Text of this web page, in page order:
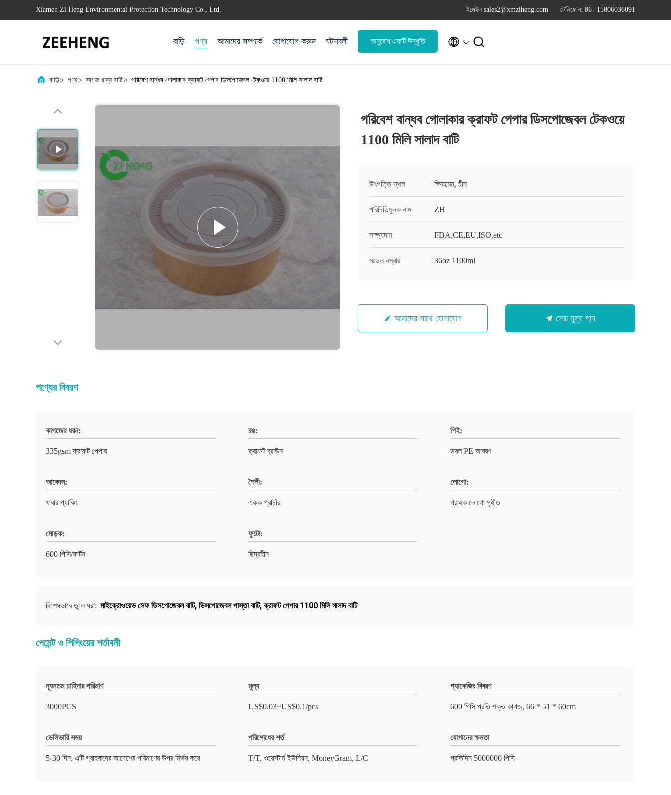
Xiamen Zi Heng Environmental Protection Technology Co., Ltd. ইমেইল sales2@xmziheng.com টেলিফোন: 86--15806036091
বাড়ি পণ্য আমাদের সম্পর্কে যোগাযোগ করুন ঘটনাবলী অনুরোধ একটি উদ্ধৃতি  
বাড়ি> পণ্য> কাগজ খাদ্য বাটি> পরিবেশ বান্ধব গোলাকার ক্রাফট পেপার ডিসপোজেবল টেকওয়ে 1100 মিলি সালাদ বাটি
পরিবেশ বান্ধব গোলাকার ক্রাফট পেপার ডিসপোজেবল টেকওয়ে
1100 মিলি সালাদ বাটি
উৎপত্তি স্থল ক্ষিয়মেন, চীন
পরিচিতিমুলক নাম ZH
সাক্ষ্যদান FDA,CE,EU,ISO,etc
মডেল নম্বার 36oz 1100ml
আমাদের সাথে যোগাযোগ সেরা মূল্য পান
পণ্যের বিবরণ
কাগজের ধরন:
335gsm ক্রাফট পেপার
রঙ:
ক্রাফট ব্রাউন
পিই:
ডবল PE আবরণ
আবেদন:
খাবার প্যাকিং
শৈলী:
একক প্রাচীর
লোগো:
গ্রাহক লোগো গৃহীত
মোড়ক:
600 পিসি/কার্টন
ফুটো:
ছিদ্রহীন
বিশেষভাবে তুলে ধরা: মাইক্রোওয়েভ সেফ ডিসপোজেবল বাটি, ডিসপোজেবল পাস্তা বাটি,ক্রাফট পেপার 1100 মিলি সালাদ বাটি
পেমেন্ট ও শিপিংয়ের শর্তাবলী
ন্যূনতম চাহিদার পরিমাণ
3000PCS
মূল্য
US$0.03~US$0.1/pcs
প্যাকেজিং বিবরণ
600 পিসি প্রতি শক্ত কাগজ, 66 * 51 * 60cm
ডেলিভারি সময়
5-30 দিন, এটি গ্রাহকদের আদেশের পরিমাণের উপর নির্ভর করে
পরিশোধের শর্ত
T/T, ওয়েস্টার্ন ইউনিয়ন, MoneyGram, L/C
যোগানের ক্ষমতা
প্রতিদিন 5000000 পিসি